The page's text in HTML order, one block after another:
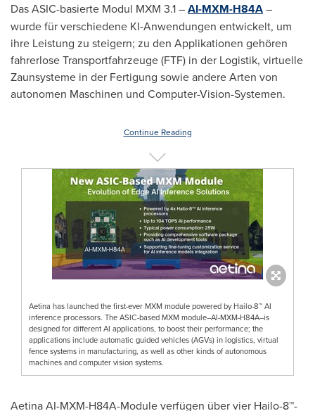
Das ASIC-basierte Modul MXM 3.1 –AI-MXM-H84A–
wurde für verschiedene KI-Anwendungen entwickelt, um
ihre Leistung zu steigern; zu den Applikationen gehören
fahrerlose Transportfahrzeuge (FTF) in der Logistik, virtuelle
Zaunsysteme in der Fertigung sowie andereArten von
autonomen Maschinen und Computer-Vision-Systemen.
Continue Reading
Aetina has launched the first-ever MXM module powered by Hailo-8™ AI
inference processors. The ASIC-based MXM module--AI-MXM-H84A--is
designed for different AI applications, to boost their performance; the
applications include automatic guided vehicles (AGVs) in logistics, virtual
fence systems in manufacturing, as well as other kinds of autonomous
machines and computer vision systems.
Aetina AI-MXM-H84A-Module verfügen über vier Hailo-8™-